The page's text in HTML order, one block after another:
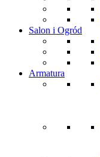
Salon i Ogród
Armatura